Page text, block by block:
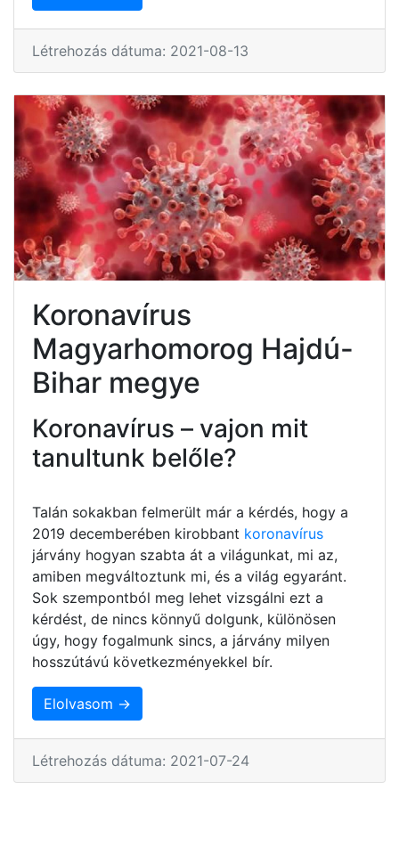
Létrehozás dátuma: 2021-08-13
Koronavírus
Magyarhomorog Hajdú-
Bihar megye
Koronavírus – vajon mit
tanultunk belőle?
Talán sokakban felmerült már a kérdés, hogy a
2019 decemberében kirobbant koronavírus
járvány hogyan szabta át a világunkat, mi az,
amiben megváltoztunk mi, és a világ egyaránt.
Sok szempontból meg lehet vizsgálni ezt a
kérdést, de nincs könnyű dolgunk, különösen
úgy, hogy fogalmunk sincs, a járvány milyen
hosszútávú következményekkel bír.
Elolvasom →
Létrehozás dátuma: 2021-07-24